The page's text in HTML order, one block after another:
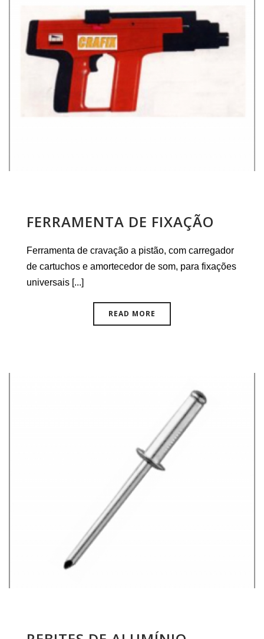
FERRAMENTA DE FIXAÇÃO
Ferramenta de cravação a pistão, com carregador
de cartuchos e amortecedor de som, para fixações
universais [...]
READ MORE